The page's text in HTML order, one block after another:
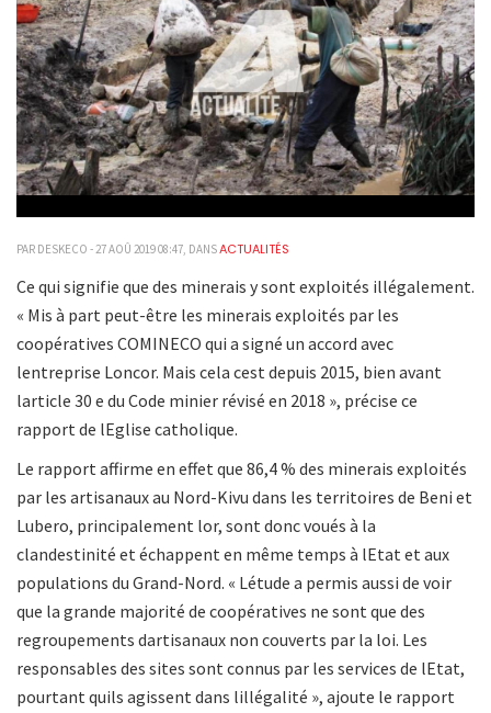
PAR DESKECO - 27 AOÛ 2019 08:47, DANSACTUALITÉS
Ce qui signifie que des minerais y sont exploités illégalement.
« Mis à part peut-être les minerais exploités par les
coopératives COMINECO qui a signé un accord avec
lentreprise Loncor. Mais cela cest depuis 2015, bien avant
larticle 30 e du Code minier révisé en 2018 », précise ce
rapport de lEglise catholique.
Le rapport affirme en effet que 86,4 % des minerais exploités
par les artisanaux au Nord-Kivu dans les territoires de Beni et
Lubero, principalement lor, sont donc voués à la
clandestinité et échappent en même temps à lEtat et aux
populations du Grand-Nord. « Létude a permis aussi de voir
que la grande majorité de coopératives ne sont que des
regroupements dartisanaux non couverts par la loi. Les
responsables des sites sont connus par les services de lEtat,
pourtant quils agissent dans lillégalité », ajoute le rapport